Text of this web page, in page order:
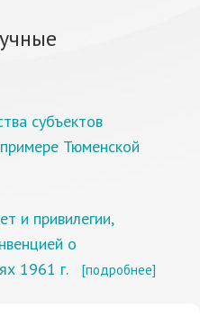
субъектов
Тюменской
и привилегии,
о
1961 г.
[подробнее]